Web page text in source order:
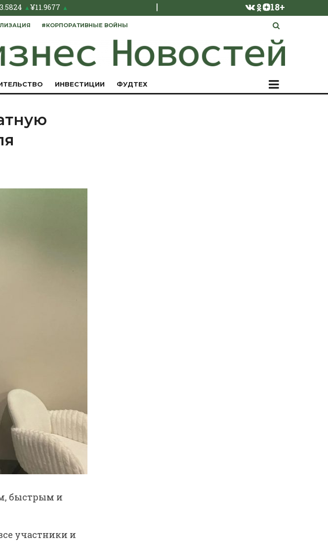
▲¥11.9677 ▲ | 18+
#КОРПОРАТИВНЫЕ ВОЙНЫ
ИНВЕСТИЦИИ ФУДТЕХ
быстрым и
участники и